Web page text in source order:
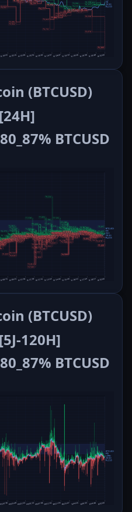
(BTCUSD)
BTCUSD
(BTCUSD)
120H]
BTCUSD